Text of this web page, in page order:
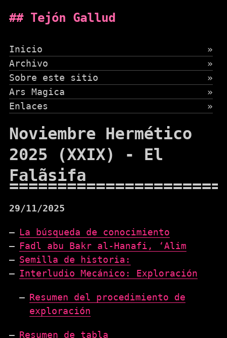
Tejón Gallud
Inicio
»
Archivo
»
Sobre este sitio
»
Ars Magica
»
Enlaces
»
Noviembre Hermético
2025 (XXIX) - El
Falãsifa
29/11/2025
La búsqueda de conocimiento
Fadl abu Bakr al-Hanafi, ‘Alim
Semilla de historia:
Interludio Mecánico: Exploración
Resumen del procedimiento de
exploración
Resumen de tabla